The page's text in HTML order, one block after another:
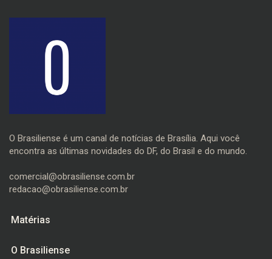
O Brasiliense é um canal de notícias de Brasília. Aqui você
encontra as últimas novidades do DF, do Brasil e do mundo.
comercial@obrasiliense.com.br
redacao@obrasiliense.com.br
Matérias
O Brasiliense